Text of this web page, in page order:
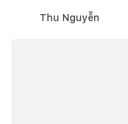
Thu Nguyễn